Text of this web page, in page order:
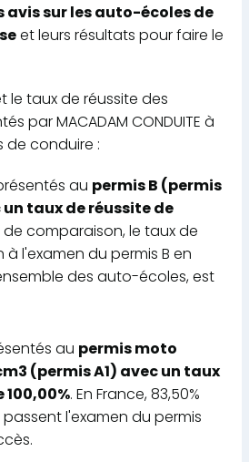
avis sur les auto-écoles de
et leurs résultats pour faire le
le taux de réussite des
par MACADAM CONDUITE à
de conduire :
au permis B (permis
taux de réussite de
de comparaison, le taux de
à l'examen du permis B en
des auto-écoles, est
au permis moto
(permis A1) avec un taux
100,00%. En France, 83,50%
l'examen du permis